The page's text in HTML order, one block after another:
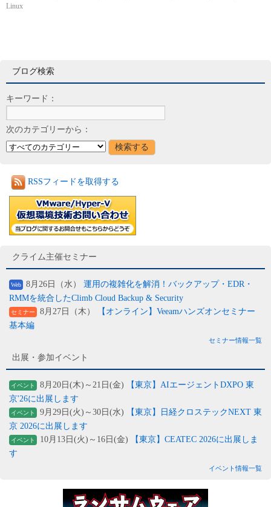
Linux
ブログ検索
キーワード：
次のカテゴリーから：
RSSフィードを取得する
クライム主催セミナー
Web 8月26日（水） 運用の複雑化を解消！バックアップ・EDR・
RMMを統合したClimb Cloud Backup & Security
セミナー 8月27日（木）
【オンライン】Veeamハンズオンセミナー
基本編
セミナー情報一覧
出展・参加イベント
イベント 8月20日(木)～21日(金)
【東京】AIエージェントDXPO 東
京'26に出展します
イベント 9月29日(火)～30日(水)
【東京】日経クロステックNEXT 東
京 2026に出展します
イベント 10月13日(火)～16日(金)
【東京】CEATEC 2026に出展しま
す
イベント情報一覧